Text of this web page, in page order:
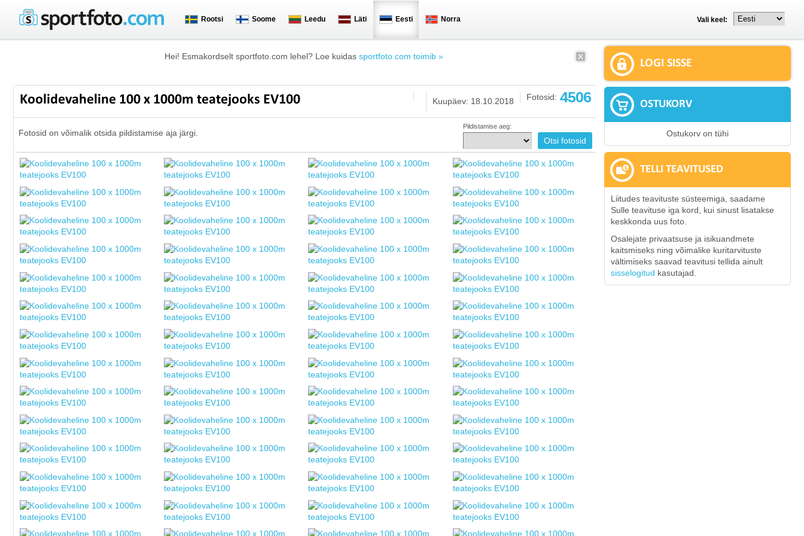
Rootsi Soome Leedu Läti Eesti Norra Vali keel:
Hei! Esmakordselt sportfoto.com lehel? Loe kuidas sportfoto.com toimib »
Koolidevaheline 100 x 1000m teatejooks EV100 Fotosid: 4506
Kuupäev: 18.10.2018
Fotosid on võimalik otsida pildistamise aja järgi.
Pildistamise aeg:
LOGI SISSE
OSTUKORV
Ostukorv on tühi
TELLI TEAVITUSED
Liitudes teavituste süsteemiga, saadame
Sulle teavituse iga kord, kui sinust lisatakse
keskkonda uus foto.
Osalejate privaatsuse ja isikuandmete
kaitsmiseks ning võimalike kuritarvituste
vältimiseks saavad teavitusi tellida ainult
sisselogitud kasutajad.